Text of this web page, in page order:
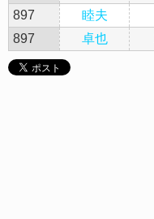
897
睦夫
897
卓也